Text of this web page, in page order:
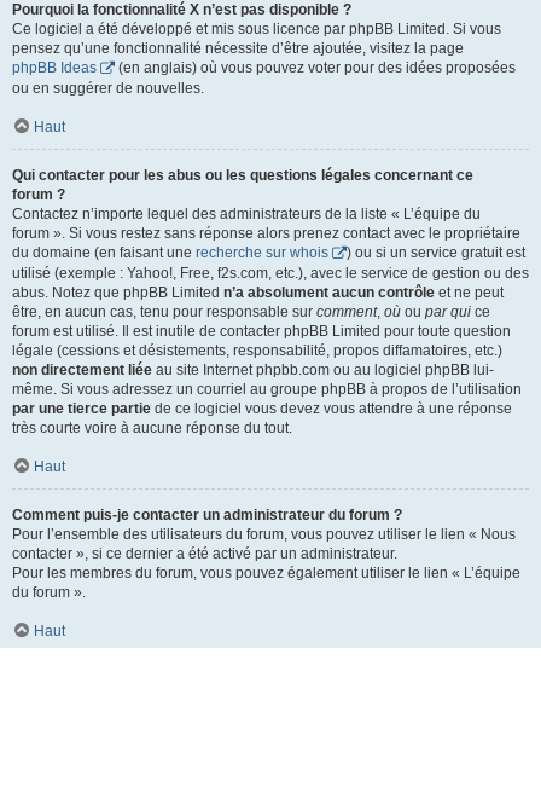
Pourquoi la fonctionnalité X n’est pas disponible ?
Ce logiciel a été développé et mis sous licence par phpBB Limited. Si vous
pensez qu’une fonctionnalité nécessite d’être ajoutée, visitez la page
phpBB Ideas
(en anglais) où vous pouvez voter pour des idées proposées
ou en suggérer de nouvelles.
Haut
Qui contacter pour les abus ou les questions légales concernant ce
forum ?
Contactez n’importe lequel des administrateurs de la liste « L’équipe du
forum ». Si vous restez sans réponse alors prenez contact avec le propriétaire
du domaine (en faisant une recherche sur whois
) ou si un service gratuit est
utilisé (exemple : Yahoo!, Free, f2s.com, etc.), avec le service de gestion ou des
abus. Notez que phpBB Limited n’a absolument aucun contrôle et ne peut
être, en aucun cas, tenu pour responsable sur comment, où ou par qui ce
forum est utilisé. Il est inutile de contacter phpBB Limited pour toute question
légale (cessions et désistements, responsabilité, propos diffamatoires, etc.)
non directement liée au site Internet phpbb.com ou au logiciel phpBB lui-
même. Si vous adressez un courriel au groupe phpBB à propos de l’utilisation
par une tierce partie de ce logiciel vous devez vous attendre à une réponse
très courte voire à aucune réponse du tout.
Haut
Comment puis-je contacter un administrateur du forum ?
Pour l’ensemble des utilisateurs du forum, vous pouvez utiliser le lien « Nous
contacter », si ce dernier a été activé par un administrateur.
Pour les membres du forum, vous pouvez également utiliser le lien « L’équipe
du forum ».
Haut